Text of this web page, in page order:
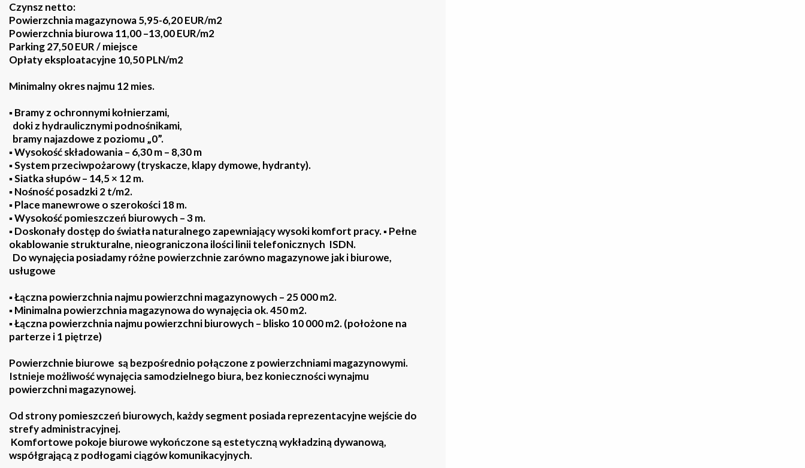
Czynsz netto:
Powierzchnia magazynowa 5,95-6,20 EUR/m2
Powierzchnia biurowa 11,00 –13,00 EUR/m2
Parking 27,50 EUR / miejsce
Opłaty eksploatacyjne 10,50 PLN/m2
Minimalny okres najmu 12 mies.
▪ Bramy z ochronnymi kołnierzami,
doki z hydraulicznymi podnośnikami,
bramy najazdowe z poziomu „0”.
▪ Wysokość składowania – 6,30 m – 8,30 m
▪ System przeciwpożarowy (tryskacze, klapy dymowe, hydranty).
▪ Siatka słupów – 14,5 × 12 m.
▪ Nośność posadzki 2 t/m2.
▪ Place manewrowe o szerokości 18 m.
▪ Wysokość pomieszczeń biurowych – 3 m.
▪ Doskonały dostęp do światła naturalnego zapewniający wysoki komfort pracy. ▪ Pełne
okablowanie strukturalne, nieograniczona ilości linii telefonicznych ISDN.
Do wynajęcia posiadamy różne powierzchnie zarówno magazynowe jak i biurowe,
usługowe
▪ Łączna powierzchnia najmu powierzchni magazynowych – 25 000 m2.
▪ Minimalna powierzchnia magazynowa do wynajęcia ok. 450 m2.
▪ Łączna powierzchnia najmu powierzchni biurowych – blisko 10 000 m2. (położone na
parterze i 1 piętrze)
Powierzchnie biurowe są bezpośrednio połączone z powierzchniami magazynowymi.
Istnieje możliwość wynajęcia samodzielnego biura, bez konieczności wynajmu
powierzchni magazynowej.
Od strony pomieszczeń biurowych, każdy segment posiada reprezentacyjne wejście do
strefy administracyjnej.
Komfortowe pokoje biurowe wykończone są estetyczną wykładziną dywanową,
współgrającą z podłogami ciągów komunikacyjnych.